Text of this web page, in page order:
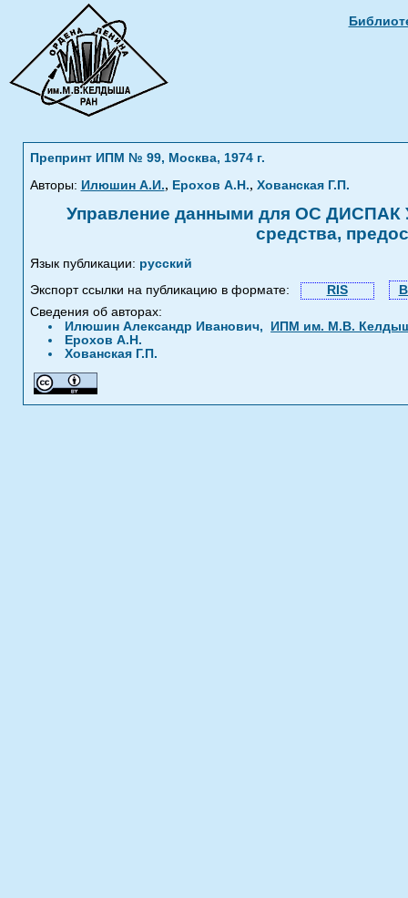
Препринт ИПМ № 99, Москва, 1974 г.
Авторы: Илюшин А.И., Ерохов А.Н., Хованская Г.П.
Управление данными для ОС ДИСПАК
средства,
Язык публикации: русский
Экспорт ссылки на публикацию в формате:
RIS
Сведения об авторах:
Илюшин Александр Иванович,
ИПМ им. М.В.
Ерохов А.Н.
Хованская Г.П.